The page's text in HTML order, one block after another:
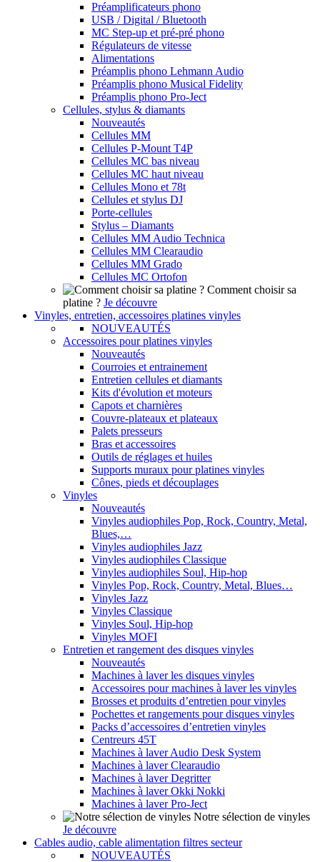
Préamplificateurs phono
USB / Digital / Bluetooth
MC Step-up et pré-pré phono
Régulateurs de vitesse
Alimentations
Préamplis phono Lehmann Audio
Préamplis phono Musical Fidelity
Préamplis phono Pro-Ject
Cellules, stylus & diamants
Nouveautés
Cellules MM
Cellules P-Mount T4P
Cellules MC bas niveau
Cellules MC haut niveau
Cellules Mono et 78t
Cellules et stylus DJ
Porte-cellules
Stylus – Diamants
Cellules MM Audio Technica
Cellules MM Clearaudio
Cellules MM Grado
Cellules MC Ortofon
Comment choisir sa
platine ? Je découvre
Vinyles, entretien, accessoires platines vinyles
NOUVEAUTÉS
Accessoires pour platines vinyles
Nouveautés
Courroies et entrainement
Entretien cellules et diamants
Kits d'évolution et moteurs
Capots et charnières
Couvre-plateaux et plateaux
Palets presseurs
Bras et accessoires
Outils de réglages et huiles
Supports muraux pour platines vinyles
Cônes, pieds et découplages
Vinyles
Nouveautés
Vinyles audiophiles Pop, Rock, Country, Metal,
Blues,…
Vinyles audiophiles Jazz
Vinyles audiophiles Classique
Vinyles audiophiles Soul, Hip-hop
Vinyles Pop, Rock, Country, Metal, Blues…
Vinyles Jazz
Vinyles Classique
Vinyles Soul, Hip-hop
Vinyles MOFI
Entretien et rangement des disques vinyles
Nouveautés
Machines à laver les disques vinyles
Accessoires pour machines à laver les vinyles
Brosses et produits d’entretien pour vinyles
Pochettes et rangements pour disques vinyles
Packs d’accessoires d’entretien vinyles
Centreurs 45T
Machines à laver Audio Desk System
Machines à laver Clearaudio
Machines à laver Degritter
Machines à laver Okki Nokki
Machines à laver Pro-Ject
Notre sélection de vinyles
Je découvre
Cables audio, cable alimentation filtres secteur
NOUVEAUTÉS